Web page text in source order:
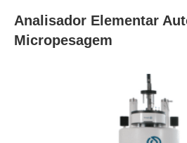
Analisador Elementar
Micropesagem